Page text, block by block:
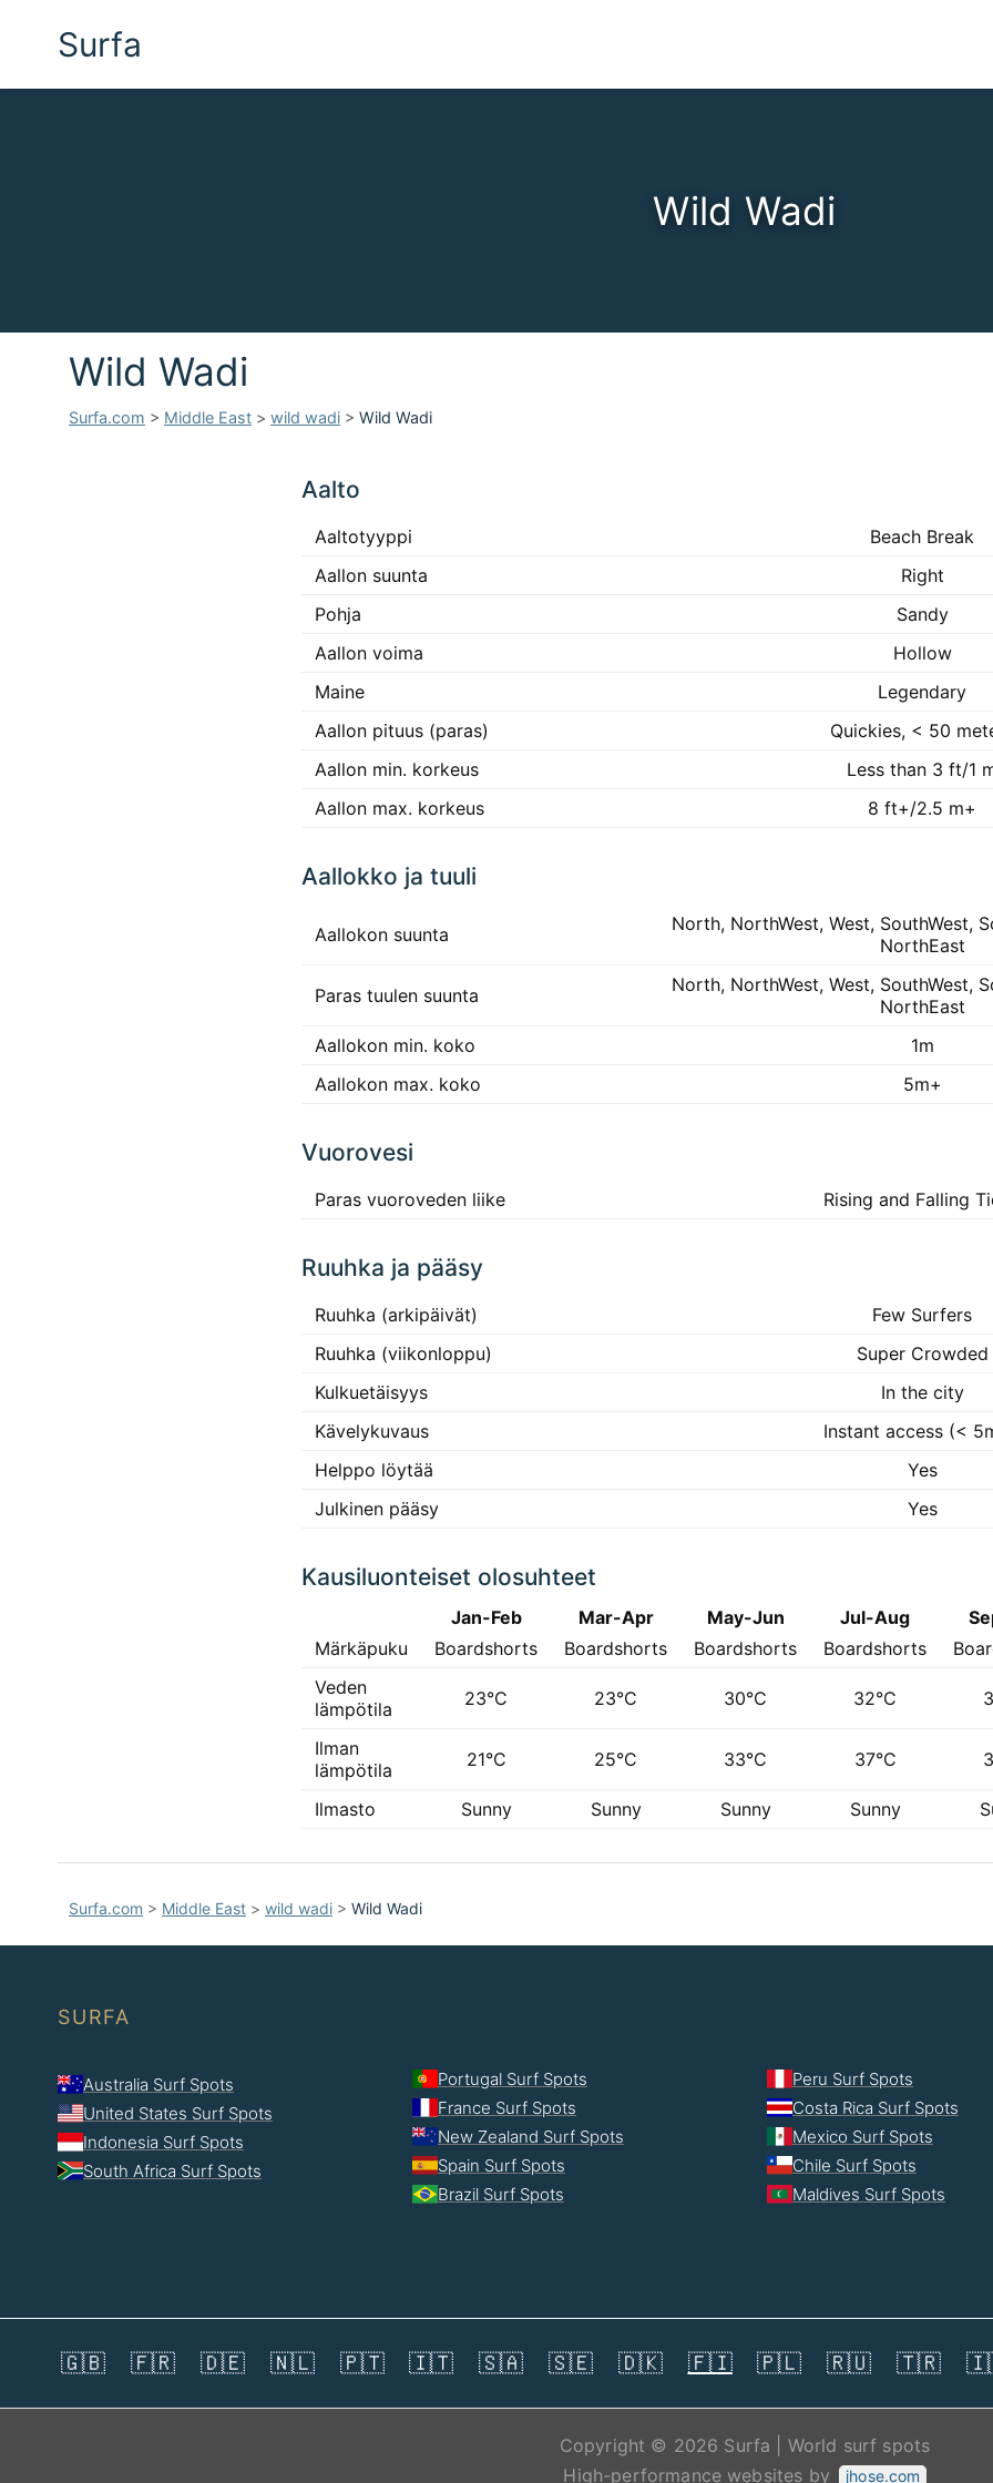
Surfa
Wild Wadi
Wild Wadi
Surfa.com > Middle East > wild wadi > Wild Wadi
Aalto
Aaltotyyppi
Beach Break
Aallon suunta
Right
Pohja
Sandy
Aallon voima
Hollow
Maine
Legendary
Aallon pituus (paras)
Quickies, < 50
Aallon min. korkeus
Less than 3 ft/1
Aallon max. korkeus
8 ft+/2.5 m+
Aallokko ja tuuli
Aallokon suunta
North, NorthWest, West, SouthWest,
NorthEast
Paras tuulen suunta
North, NorthWest, West, SouthWest,
NorthEast
Aallokon min. koko
1m
Aallokon max. koko
5m+
Vuorovesi
Paras vuoroveden liike Rising and Falling
Ruuhka ja pääsy
Ruuhka (arkipäivät)
Few Surfers
Ruuhka (viikonloppu)
Super Crowded
Kulkuetäisyys
In the city
Kävelykuvaus
Instant access (<
Helppo löytää
Yes
Julkinen pääsy
Yes
Kausiluonteiset olosuhteet
Jan-Feb Mar-Apr May-Jun Jul-Aug
Märkäpuku
Boardshorts Boardshorts Boardshorts Boardshorts
Veden
lämpötila
23°C 23°C 30°C 32°C
Ilman
lämpötila
21°C 25°C 33°C 37°C
Ilmasto Sunny Sunny Sunny Sunny
Surfa.com > Middle East > wild wadi > Wild Wadi
SURFA
Australia Surf Spots
United States Surf Spots
Indonesia Surf Spots
South Africa Surf Spots
Portugal Surf Spots
France Surf Spots
New Zealand Surf Spots
Spain Surf Spots
Brazil Surf Spots
Peru Surf Spots
Costa Rica Surf Spots
Mexico Surf Spots
Chile Surf Spots
Maldives Surf Spots
🇬🇧 🇫🇷 🇩🇪 🇳🇱 🇵🇹 🇮🇹 🇸🇦 🇸🇪 🇩🇰 🇫🇮 🇵🇱 🇷🇺 🇹🇷
Copyright © 2026 Surfa | World surf spots
High-performance websites by
jhose.com